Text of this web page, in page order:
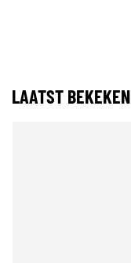
LAATST BEKEKEN